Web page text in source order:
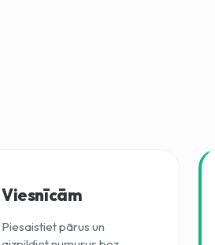
Viesnīcām
Piesaistiet pārus un